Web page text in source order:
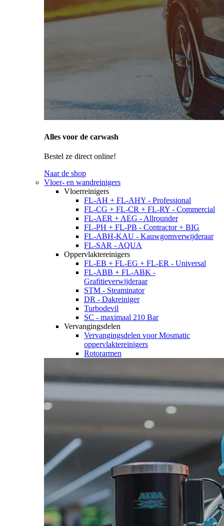
Alles voor de carwash
Bestel ze direct online!
Naar de shop
Vloer- en wandreinigers
Vloerreinigers
FL-AH + FL-AHY - Professional
FL-CG + FL-CR + FL-RY - Commercial
FL-AER + AEG - Allrounder
FL-PH + FL-PB - Contractor + BIG
FL-ABH-KAU - Kauwgomverwijderaar
FL-SAR - AQUA
Oppervlaktereinigers
FL-EB + FL-EG + FL-ER - Universal
FL-ABB + FL-ABK -
Grafitieverwijderaar
STM - Steaminator
DR - Dakreiniger
Turbodevil
SC - maximaal 210 Bar
Vervangingsdelen
Vervangingsdelen voor Mosmatic
oppervlaktereinigers
Rotorarmen